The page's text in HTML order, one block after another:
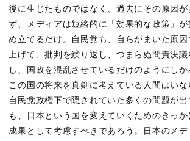
後に生じたものではなく、過去にその原因
ず、メディアは短絡的に「効果的な政策」
め立てるだけ。自民党も、自らがまいた原
上げて、批判を繰り返し、つまらぬ問責決
し、国政を混乱させているだけのようにしか
この国の将来を真剣に考えている人間はいな
自民党政権下で隠されていた多くの問題が
も、日本という国を変えていくためのきっ
成果として考慮すべきであろう。日本のメデ